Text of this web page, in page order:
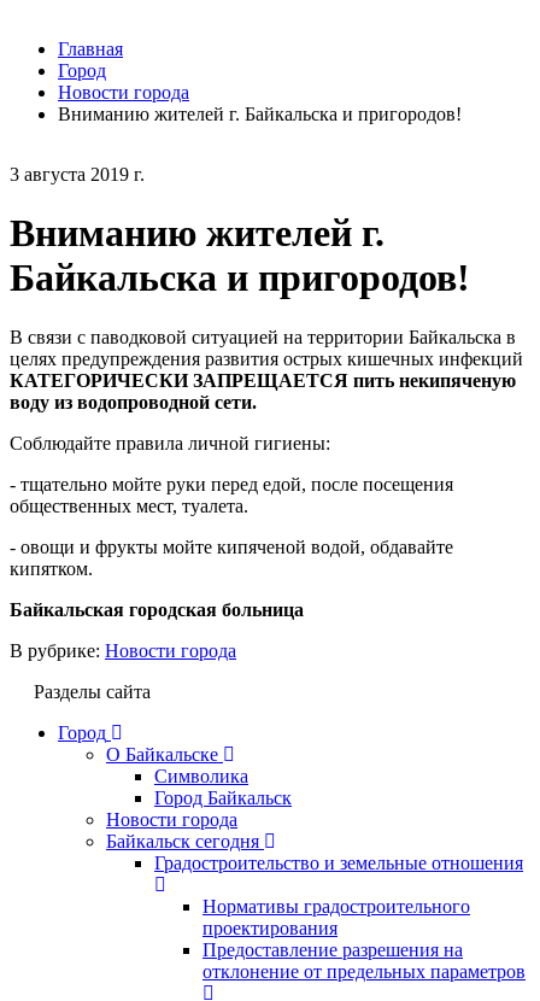
3 августа 2019 г.
Вниманию жителей г.
Байкальска и пригородов!
В связи с паводковой ситуацией на территории Байкальска в
целях предупреждения развития острых кишечных инфекций
КАТЕГОРИЧЕСКИ ЗАПРЕЩАЕТСЯ пить некипяченую
воду из водопроводной сети.
Соблюдайте правила личной гигиены:
- тщательно мойте руки перед едой, после посещения
общественных мест, туалета.
- овощи и фрукты мойте кипяченой водой, обдавайте
кипятком.
Байкальская городская больница
В рубрике: Новости города
Разделы сайта
Город
О Байкальске
Символика
Город Байкальск
Новости города
Байкальск сегодня
Градостроительство и земельные отношения
Нормативы градостроительного
проектирования
Предоставление разрешения на
отклонение от предельных параметров
Главная
Город
Новости города
Вниманию жителей г. Байкальска и пригородов!